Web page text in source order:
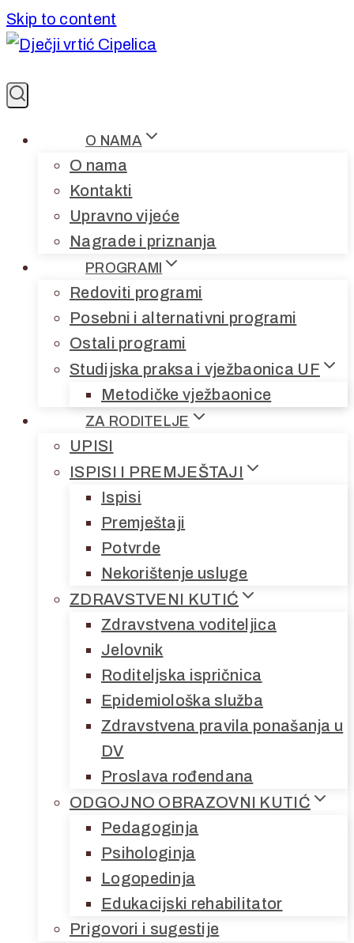
Skip to content
O NAMA
O nama
Kontakti
Upravno vijeće
Nagrade i priznanja
PROGRAMI
Redoviti programi
Posebni i alternativni programi
Ostali programi
Studijska praksa i vježbaonica UF
Metodičke vježbaonice
ZA RODITELJE
UPISI
ISPISI I PREMJEŠTAJI
Ispisi
Premještaji
Potvrde
Nekorištenje usluge
ZDRAVSTVENI KUTIĆ
Zdravstvena voditeljica
Jelovnik
Roditeljska ispričnica
Epidemiološka služba
Zdravstvena pravila ponašanja u
DV
Proslava rođendana
ODGOJNO OBRAZOVNI KUTIĆ
Pedagoginja
Psihologinja
Logopedinja
Edukacijski rehabilitator
Prigovori i sugestije